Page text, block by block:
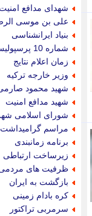
شهدای مدافع امنیت
علی بن موسی
بنیاد ایرانشناسی
شماره 10 پرسپولیس
زمان اعلام نتایج
وزیر خارجه ترکیه
شهید محمود
شهید مدافع امنیت
شورای اسلامی
مراسم گرامیداشت
برنامه زمانبندی
زیرساخت ارتباطی
ظرفیت های
بازگشت به ایران
کره بادام زمینی
سرمربی تراکتور